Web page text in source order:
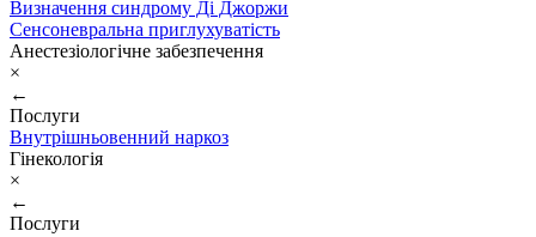
Визначення синдрому Ді Джоржи
Сенсоневральна приглухуватість
Анестезіологічне забезпечення
×
←
Послуги
Внутрішньовенний наркоз
Гінекологія
×
←
Послуги